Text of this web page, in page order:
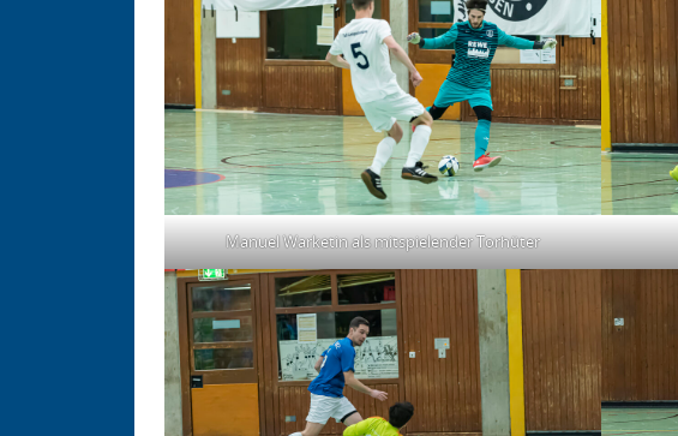
Manuel Warketin als mitspielender Torhüter